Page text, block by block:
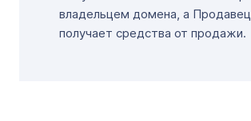
владельцем домена, а Продавец
получает средства от продажи.